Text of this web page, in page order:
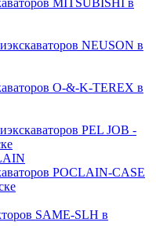
MITSUBISHI в
NEUSON в
O-&-K-TEREX в
PEL JOB -
POCLAIN-CASE
SAME-SLH в